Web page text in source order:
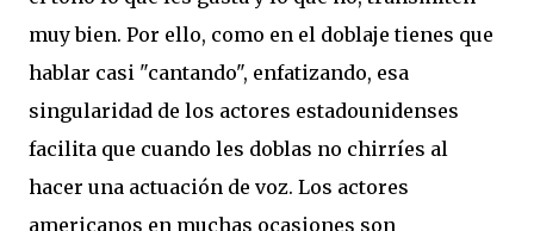
muy bien. Por ello, como en el doblaje tienes que
hablar casi "cantando", enfatizando, esa
singularidad de los actores estadounidenses
facilita que cuando les doblas no chirríes al
hacer una actuación de voz. Los actores
americanos en muchas ocasiones son